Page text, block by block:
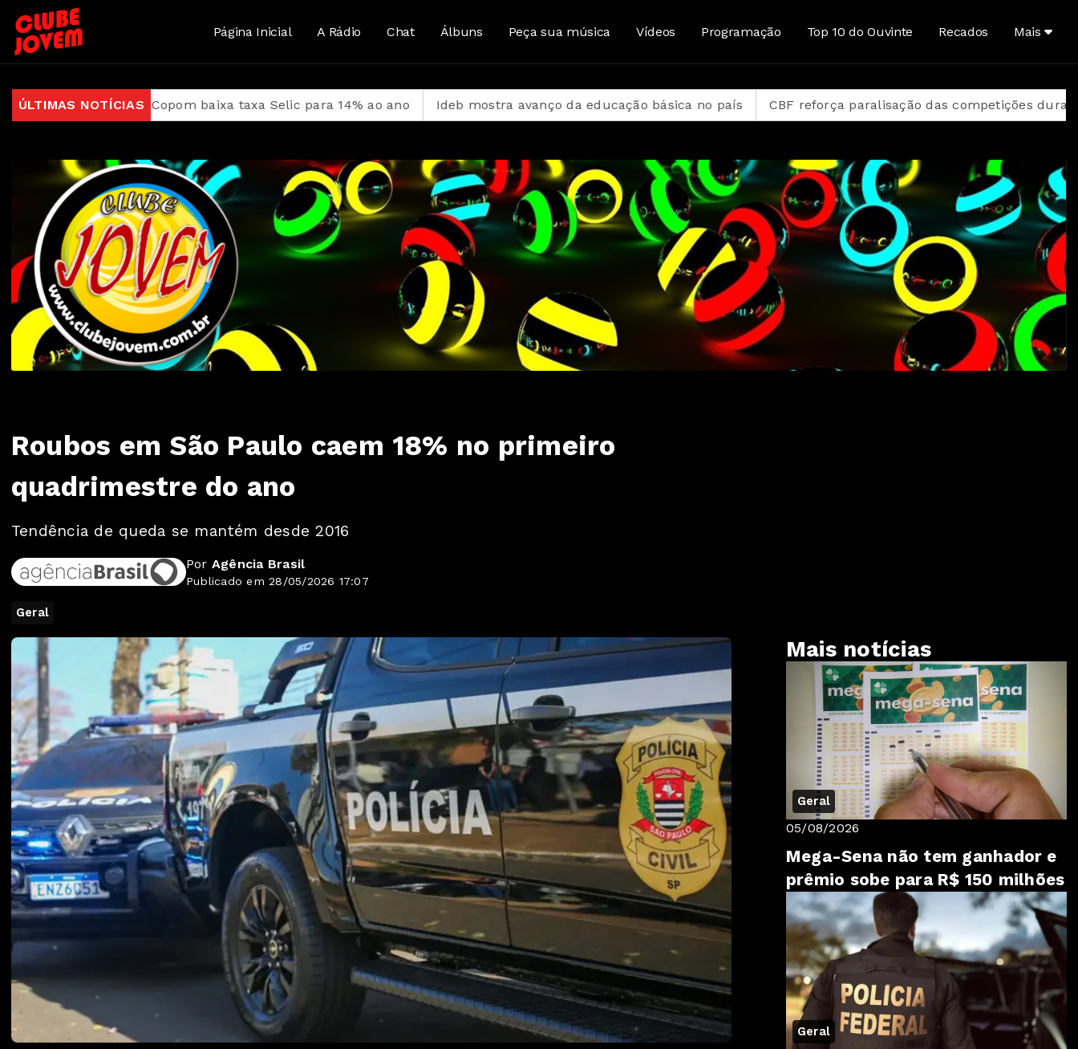
Página Inicial A Rádio Chat Álbuns Peça sua música Vídeos Programação Top 10 do Ouvinte Recados Mais
ÚLTIMAS NOTÍCIAS
Copom baixa taxa Selic para 14% ao ano Ideb mostra avanço da educação básica no país CBF reforça paralisação das competições durante Copa
Roubos em São Paulo caem 18% no primeiro
quadrimestre do ano
Tendência de queda se mantém desde 2016
Por Agência Brasil
Publicado em 28/05/2026 17:07
Geral
Mais notícias
Geral
05/08/2026
Mega-Sena não tem ganhador e
prêmio sobe para R$ 150 milhões
Geral